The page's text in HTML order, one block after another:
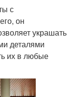
с
он
украшать
деталями
их в любые